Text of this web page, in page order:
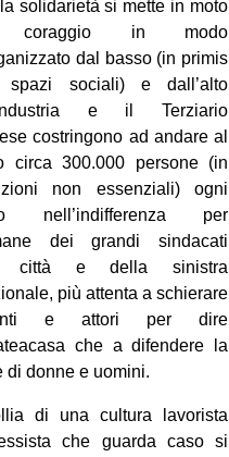
solidarietà si mette in moto
coraggio in modo
dal basso (in primis
spazi sociali) e dall’alto
e il Terziario
costringono ad andare al
circa 300.000 persone (in
non essenziali) ogni
nell’indifferenza per
dei grandi sindacati
città e della sinistra
più attenta a schierare
e attori per dire
che a difendere la
di donne e uomini.
di una cultura lavorista
che guarda caso si